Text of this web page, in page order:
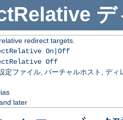
デ
redirect targets.
On|Off
Off
定ファイル, バーチャルホスト, ディ
later